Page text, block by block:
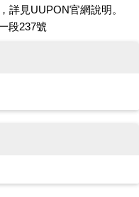
詳見UUPON官網說明。
段237號